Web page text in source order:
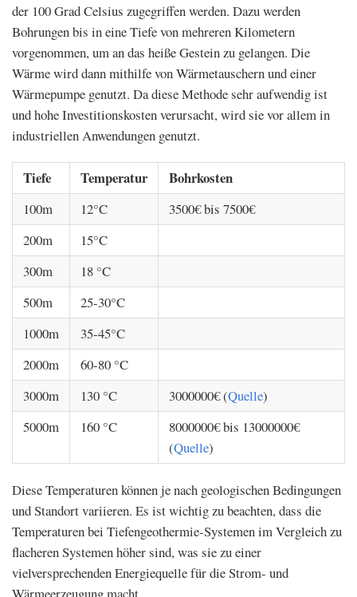
der 100 Grad Celsius zugegriffen werden. Dazu werden
Bohrungen bis in eine Tiefe von mehreren Kilometern
vorgenommen, um an das heiße Gestein zu gelangen. Die
Wärme wird dann mithilfe von Wärmetauschern und einer
Wärmepumpe genutzt. Da diese Methode sehr aufwendig ist
und hohe Investitionskosten verursacht, wird sie vor allem in
industriellen Anwendungen genutzt.
Tiefe Temperatur Bohrkosten
100m 12°C
3500€ bis 7500€
200m
15°C
300m
18 °C
500m
25-30°C
1000m
35-45°C
2000m
60-80 °C
3000m
130 °C 3000000€ (Quelle)
5000m
160 °C
8000000€ bis 13000000€
(Quelle)
Diese Temperaturen können je nach geologischen Bedingungen
und Standort variieren. Es ist wichtig zu beachten, dass die
Temperaturen bei Tiefengeothermie-Systemen im Vergleich zu
flacheren Systemen höher sind, was sie zu einer
vielversprechenden Energiequelle für die Strom- und